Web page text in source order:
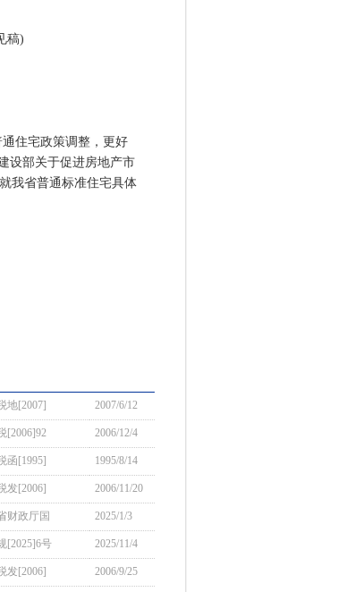
稿)
住宅政策调整，更好
设部关于促进房地产市
我省普通标准住宅具体
地[2007] 2007/6/12
[2006]92 2006/12/4
函[1995] 1995/8/14
发[2006] 2006/11/20
财政厅国 2025/1/3
[2025]6号 2025/11/4
发[2006] 2006/9/25